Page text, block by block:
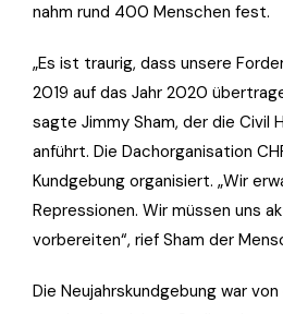
nahm rund 400 Menschen fest.
„Es ist traurig, dass unsere
2019 auf das Jahr 2020
sagte Jimmy Sham, der die Civil
anführt. Die Dachorganisation
Kundgebung organisiert. „Wir
Repressionen. Wir müssen uns
vorbereiten“, rief Sham der
Die Neujahrskundgebung war